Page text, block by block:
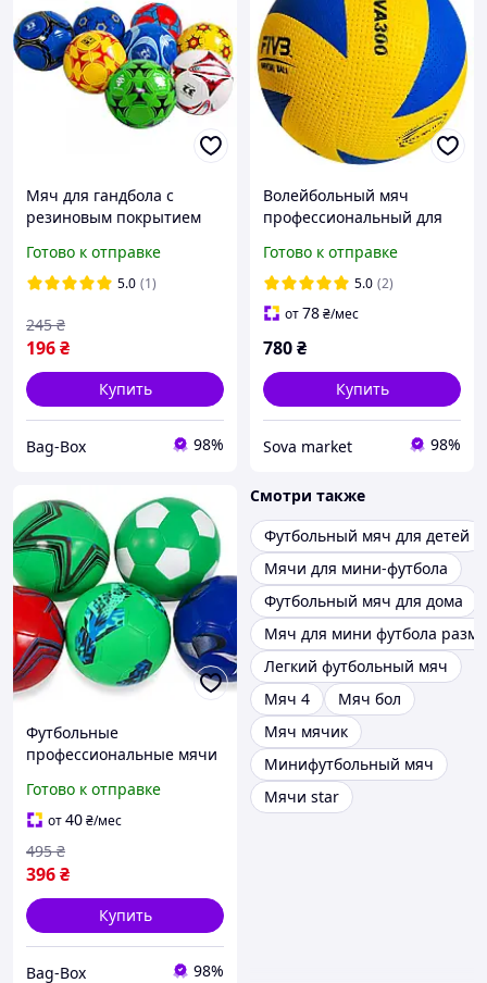
Мяч для гандбола с
резиновым покрытием
командных игр
Любительские
Готово к отправке
5.0 (1)
196₴
245 ₴
Купить
Bag-Box 98%
Волейбольный мяч
профессиональный для
011 Size:Standard 5,PVS
Готово к отправке
5.0 (2)
от78₴/мес
780₴
Купить
Sova market 98%
Футбольные
профессиональные мячи
тренировочный для
улицы Футбольный мяч
для тренировок в группе
Готово к отправке
от40₴/мес
396₴
495 ₴
Купить
Bag-Box 98%
Смотри также
Футбольный мяч для детей
Мячи для мини-футбола
Футбольный мяч для дома
Мяч для мини футбола
Легкий футбольный мяч
Мяч 4
Мяч бол
Мяч мячик
Минифутбольный мяч
Мячи star